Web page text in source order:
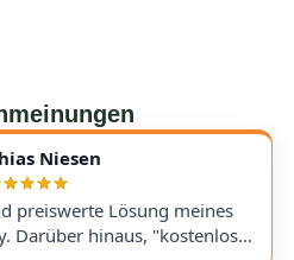
Niesen
preiswerte Lösung meines
Darüber hinaus, "kostenloser